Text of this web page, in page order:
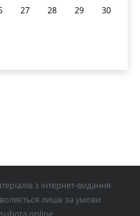
27 28 29
30
з інтернет-видання
лише за умови